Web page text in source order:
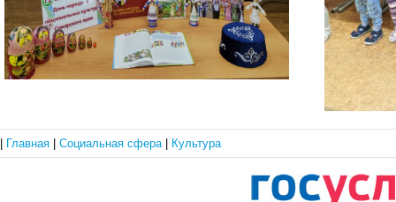
Главная Социальная сфера Культура